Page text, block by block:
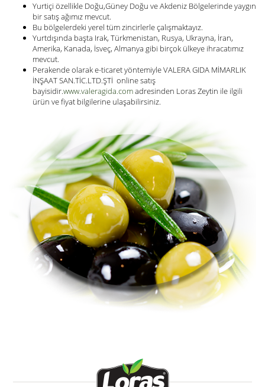
Yurtiçi özellikle Doğu,Güney Doğu ve Akdeniz Bölgelerinde yaygın
bir satış ağımız mevcut.
Bu bölgelerdeki yerel tüm zincirlerle çalışmaktayız.
Yurtdışında başta Irak, Türkmenistan, Rusya, Ukrayna, İran,
Amerika, Kanada, İsveç, Almanya gibi birçok ülkeye ihracatımız
mevcut.
Perakende olarak e-ticaret yöntemiyle VALERA GIDA MİMARLIK
İNŞAAT SAN.TİC.LTD.ŞTİ online satış
bayisidir.www.valeragida.comadresinden Loras Zeytin ile ilgili
ürün ve fiyat bilgilerine ulaşabilirsiniz.